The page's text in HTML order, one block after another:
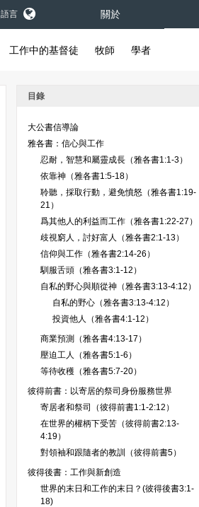
語言 關於
工作中的基督徒 牧師 學者
目錄
大公書信導論
雅各書：信心與工作
忍耐，智慧和屬靈成長（雅各書1:1-3）
依靠神（雅各書1:5-18）
聆聽，採取行動，避免憤怒（雅各書1:19-
21）
爲其他人的利益而工作（雅各書1:22-27）
歧視窮人，討好富人（雅各書2:1-13）
信仰與工作（雅各書2:14-26）
馴服舌頭（雅各書3:1-12）
自私的野心與順從神（雅各書3:13-4:12）
自私的野心（雅各書3:13-4:12）
投資他人（雅各書4:1-12）
商業預測（雅各書4:13-17）
壓迫工人（雅各書5:1-6）
等待收穫（雅各書5:7-20）
彼得前書：以寄居的祭司身份服務世界
寄居者和祭司（彼得前書1:1-2:12）
在世界的權柄下受苦（彼得前書2:13-
4:19）
對領袖和跟隨者的教訓（彼得前書5）
彼得後書：工作與新創造
世界的末日和工作的末日？(彼得後書3:1-
18)